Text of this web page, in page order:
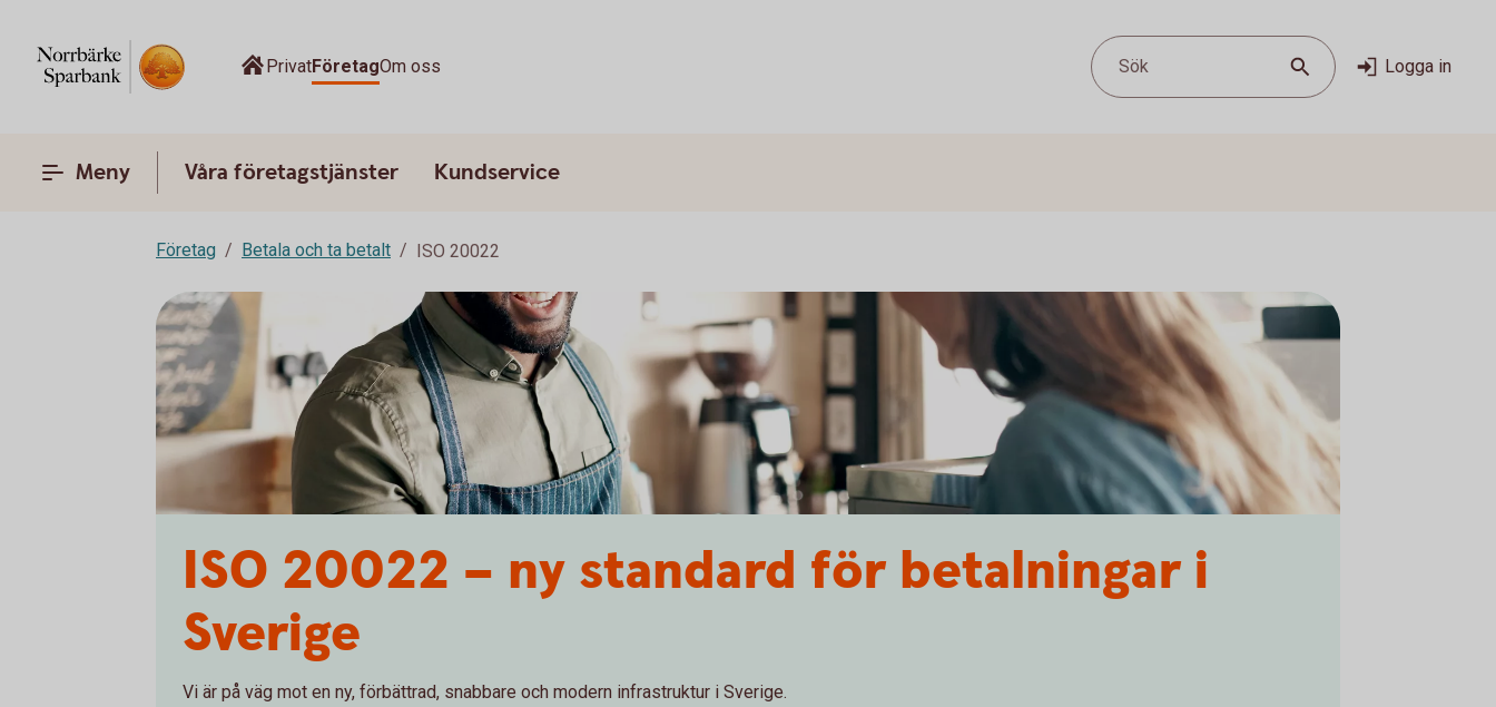
PrivatFöretagOm oss Sök Logga in
Meny Våra företagstjänster Kundservice
Företag Betala och ta betalt ISO 20022
ISO 20022 – ny standard för betalningar i
Sverige
Vi är på väg mot en ny, förbättrad, snabbare och modern infrastruktur i Sverige.